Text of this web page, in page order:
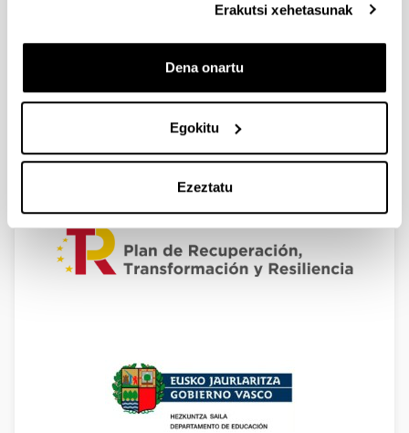
Erakutsi xehetasunak
Dena onartu
Egokitu
Ezeztatu